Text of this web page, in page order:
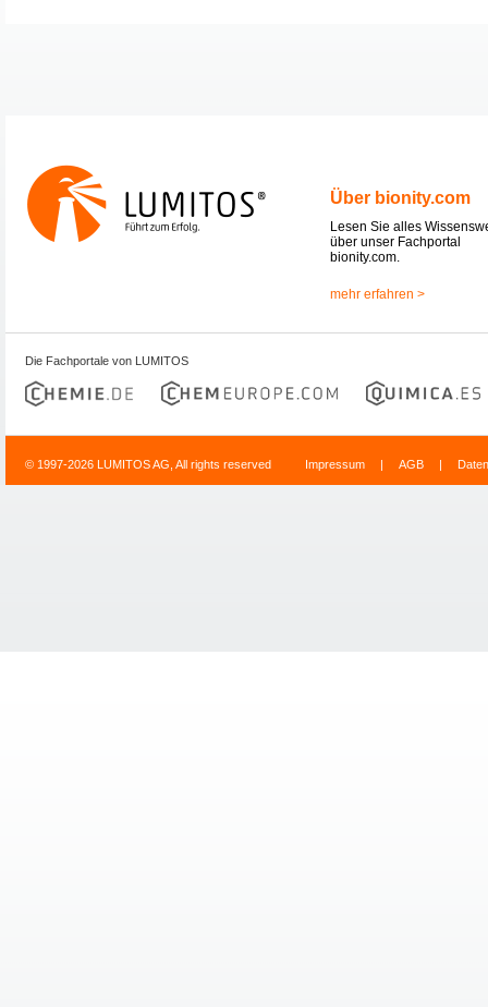
Über bionity.com
Lesen Sie alles
über unser Fachportal
bionity.com.
mehr erfahren >
Die Fachportale von LUMITOS
© 1997-2026 LUMITOS AG, All rights reserved Impressum | AGB |